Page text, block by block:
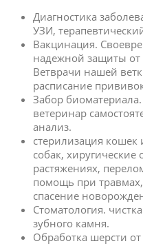
Диагностика
УЗИ,
Вакцинация.
надежной защиты
Ветврачи нашей
расписание
Забор
ветеринар
анализ.
стерилизация кошек
собак,
растяжениях,
помощь при
спасение
Стоматология.
зубного камня.
Обработка шерсти